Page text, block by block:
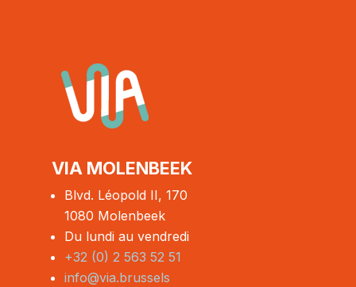
VIA MOLENBEEK
Blvd. Léopold II, 170
1080 Molenbeek
Du lundi au vendredi
+32 (0) 2 563 52 51
info@via.brussels